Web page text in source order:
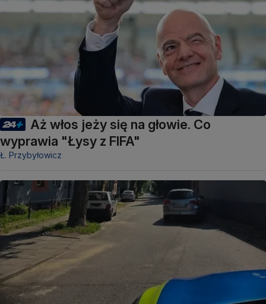
Aż włos jeży się na głowie. Co
wyprawia "Łysy z FIFA"
Ł. Przybyłowicz